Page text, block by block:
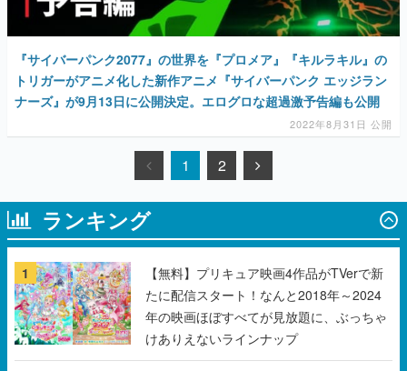
『サイバーパンク2077』の世界を『プロメア』『キルラキル』の
トリガーがアニメ化した新作アニメ『サイバーパンク エッジラン
ナーズ』が9月13日に公開決定。エログロな超過激予告編も公開
2022年8月31日 公開
1 2
ランキング
1
【無料】プリキュア映画4作品がTVerで新
たに配信スタート！なんと2018年～2024
年の映画ほぼすべてが見放題に、ぶっちゃ
けありえないラインナップ